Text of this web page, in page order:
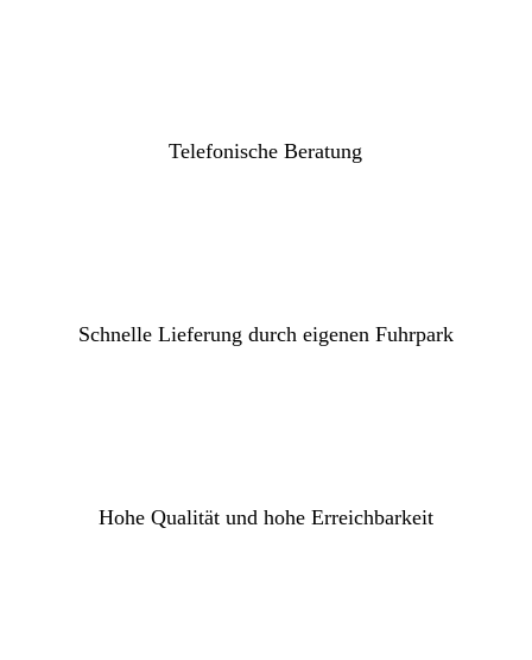
Telefonische Beratung
Schnelle Lieferung durch eigenen Fuhrpark
Hohe Qualität und hohe Erreichbarkeit